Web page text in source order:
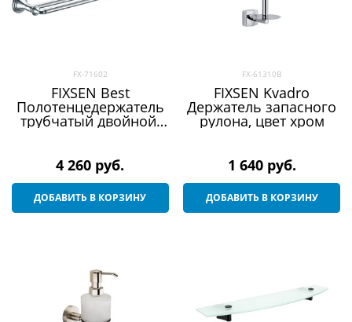
FX-71602
FIXSEN Best
Полотенцедержатель
трубчатый двойной,
4 260 руб.
ДОБАВИТЬ В КОРЗИНУ
FX-61310B
FIXSEN Kvadro
Держатель запасного
рулона, цвет хром
1 640 руб.
ДОБАВИТЬ В КОРЗИНУ